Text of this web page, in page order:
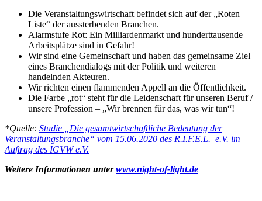
Die Veranstaltungswirtschaft befindet sich auf der „Roten
Liste“ der aussterbenden Branchen.
Alarmstufe Rot: Ein Milliardenmarkt und hunderttausende
Arbeitsplätze sind in Gefahr!
Wir sind eine Gemeinschaft und haben das gemeinsame Ziel
eines Branchendialogs mit der Politik und weiteren
handelnden Akteuren.
Wir richten einen flammenden Appell an die Öffentlichkeit.
Die Farbe „rot“ steht für die Leidenschaft für unseren Beruf /
unsere Profession – „Wir brennen für das, was wir tun“!
*Quelle: Studie „Die gesamtwirtschaftliche Bedeutung der
Veranstaltungsbranche“ vom 15.06.2020 des R.I.F.E.L. e.V. im
Auftrag des IGVW e.V.
Weitere Informationen unter www.night-of-light.de